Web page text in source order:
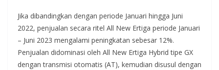
Jika dibandingkan dengan periode Januari hingga Juni
2022, penjualan secara ritel All New Ertiga periode Januari
– Juni 2023 mengalami peningkatan sebesar 12%.
Penjualan didominasi oleh All New Ertiga Hybrid tipe GX
dengan transmisi otomatis (AT), kemudian disusul dengan